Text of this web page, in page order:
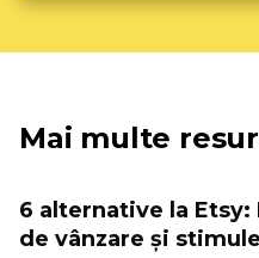
Mai multe
6 alternative la
de vânzare și